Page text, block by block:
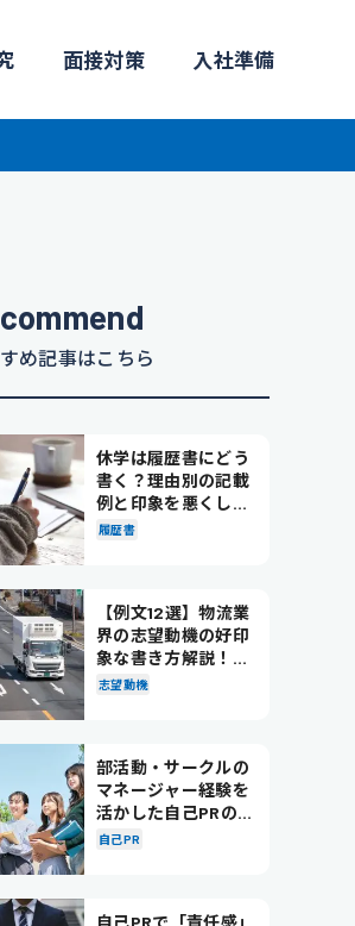
面接対策 入社準備
め記事はこちら
休学は履歴書にどう
書く？理由別の記載
例と印象を悪くしな
い書き方を解説
履歴書
【例文12選】物流業
界の志望動機の好印
象な書き方解説！パ
ターン別の例文も紹
志望動機
部活動・サークルの
マネージャー経験を
活かした自己PRの書
き方を徹底解説！
自己PR
自己PRで「責任感」